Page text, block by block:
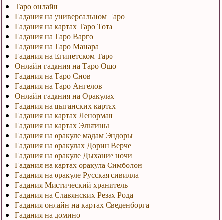
Таро онлайн
Гадания на универсальном Таро
Гадания на картах Таро Тота
Гадания на Таро Варго
Гадания на Таро Манара
Гадания на Египетском Таро
Онлайн гадания на Таро Ошо
Гадания на Таро Снов
Гадания на Таро Ангелов
Онлайн гадания на Оракулах
Гадания на цыганских картах
Гадания на картах Ленорман
Гадания на картах Эльтины
Гадания на оракуле мадам Эндоры
Гадания на оракулах Дорин Верче
Гадания на оракуле Дыхание ночи
Гадания на картах оракула Симболон
Гадания на оракуле Русская сивилла
Гадания Мистический хранитель
Гадания на Славянских Резах Рода
Гадания онлайн на картах Сведенборга
Гадания на домино